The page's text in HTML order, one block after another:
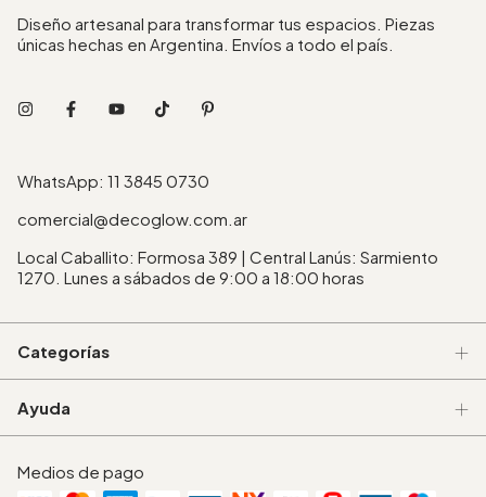
Diseño artesanal para transformar tus espacios. Piezas
únicas hechas en Argentina. Envíos a todo el país.
WhatsApp: 11 3845 0730
comercial@decoglow.com.ar
Local Caballito: Formosa 389 | Central Lanús: Sarmiento
1270. Lunes a sábados de 9:00 a 18:00 horas
Categorías
Ayuda
Medios de pago